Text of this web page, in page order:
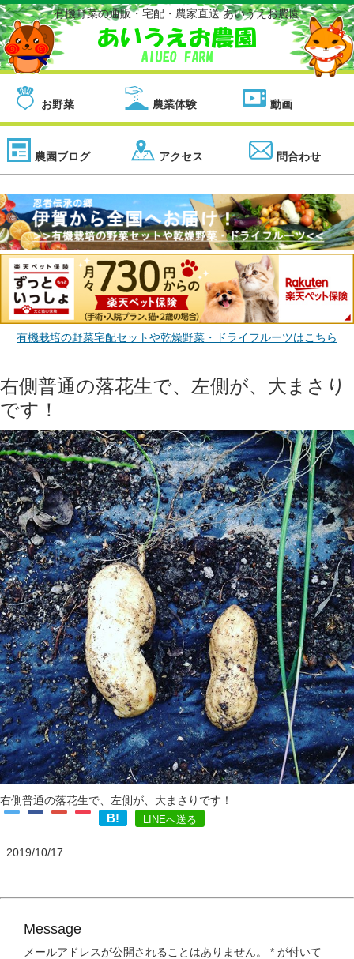
有機野菜の通販・宅配・農家直送 あいうえお農園
お野菜 農業体験 動画
農園ブログ アクセス 問合わせ
有機栽培の野菜宅配セットや乾燥野菜・ドライフルーツはこちら
右側普通の落花生で、左側が、大まさり
です！
右側普通の落花生で、左側が、大まさりです！
B! LINEへ送る
2019/10/17
Message
メールアドレスが公開されることはありません。 * が付いて